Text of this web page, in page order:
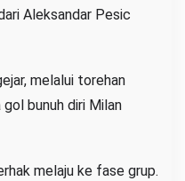
Aleksandar Pesic
melalui torehan
gol bunuh diri Milan
melaju ke fase grup.